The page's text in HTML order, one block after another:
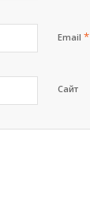
Email *
Сайт